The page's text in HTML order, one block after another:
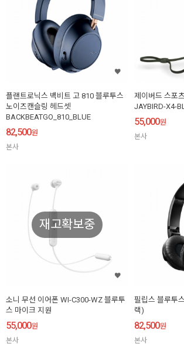
플랜트로닉스 백비트 고 810 블루투스
노이즈캔슬링 헤드셋
BACKBEATGO_810_BLUE
82,500원
본사
제이버드 스포
JAYBIRD-X4-
55,000원
본사
재고확보중
소니 무선 이어폰 WI-C300-WZ 블루투
스 마이크 지원
55,000원
본사
필립스 블루투
랙)
82,500원
본사